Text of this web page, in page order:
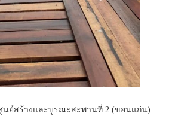
นย์สร้างและบูรณะสะพานที่ 2 (ขอนแก่น)